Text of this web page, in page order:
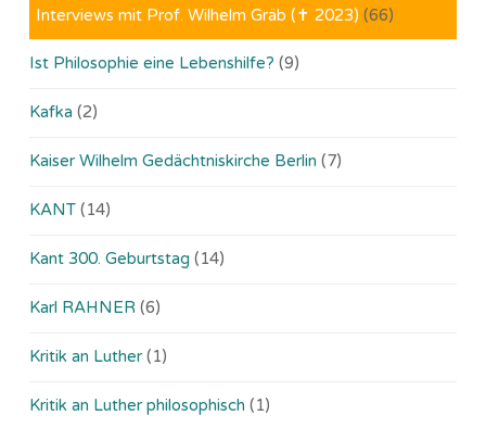
Interviews mit Prof. Wilhelm Gräb (✝ 2023) (66)
Ist Philosophie eine Lebenshilfe? (9)
Kafka (2)
Kaiser Wilhelm Gedächtniskirche Berlin (7)
KANT (14)
Kant 300. Geburtstag (14)
Karl RAHNER (6)
Kritik an Luther (1)
Kritik an Luther philosophisch (1)